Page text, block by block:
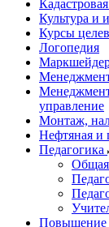
Культура и
Курсы
Логопедия
управление
Монтаж,
Нефтяная и
Педагогика
Общая
Повышение